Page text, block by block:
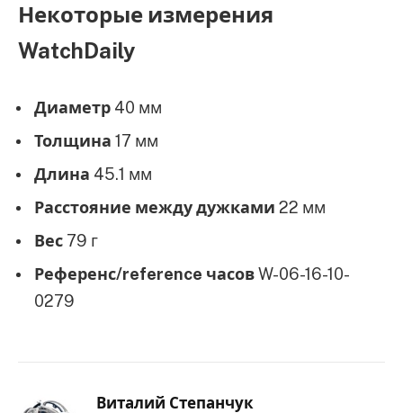
Некоторые измерения
WatchDaily
Диаметр 40 мм
Толщина 17 мм
Длина 45.1 мм
Расстояние между дужками 22 мм
Вес 79 г
Референс/reference часовW-06-16-10-
0279
Виталий Степанчук